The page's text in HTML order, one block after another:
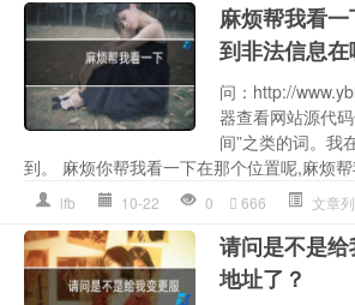
麻烦帮我看
到非法信息
问：http://
器查看网站源代
间”之类的词。我
到。 麻烦你帮我看一下在那个位置呢,麻烦
lfb 10-22 0 666 文章
请问是不是
地址了？